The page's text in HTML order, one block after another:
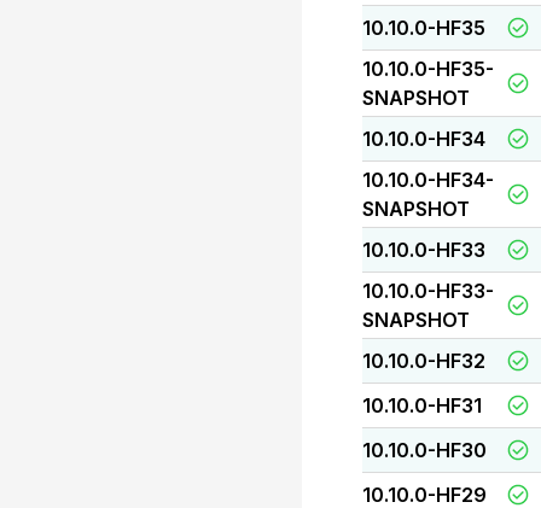
10.10.0-HF35
10.10.0-HF35-
SNAPSHOT
10.10.0-HF34
10.10.0-HF34-
SNAPSHOT
10.10.0-HF33
10.10.0-HF33-
SNAPSHOT
10.10.0-HF32
10.10.0-HF31
10.10.0-HF30
10.10.0-HF29